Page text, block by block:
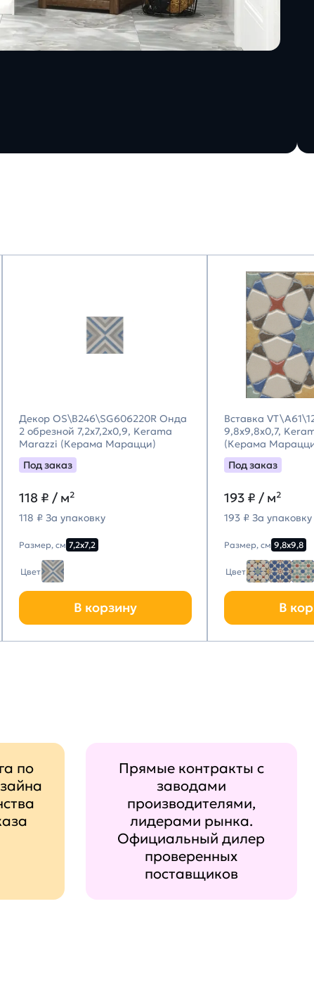
Декор OS\B246\SG606220R Онда
2 обрезной 7,2x7,2x0,9, Kerama
Marazzi (Керама Марацци)
Под заказ
118 ₽ / м²
118 ₽ За упаковку
Размер, см 7,2х7,2
Цвет
В корзину
Вставка
9,8x9,8x0,7,
(Керама
Под заказ
193 ₽ / м²
193 ₽ За упаковку
Размер, см 9,8х9,8
Цвет
В
по
Прямые контракты с
заводами
производителями,
лидерами рынка.
Официальный дилер
проверенных
поставщиков